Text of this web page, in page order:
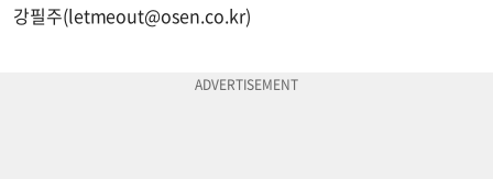
강필주(letmeout@osen.co.kr)